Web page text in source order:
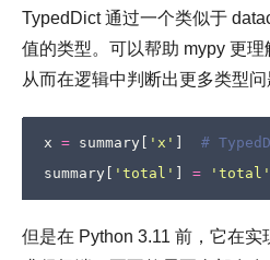
TypedDict 通过一个类似于
值的类型。可以帮助 mypy 更理
从而在逻辑中判断出更多类型问
x = summary 'x'
#
summary
'total' = 'total'
但是在 Python 3.11 前，它在